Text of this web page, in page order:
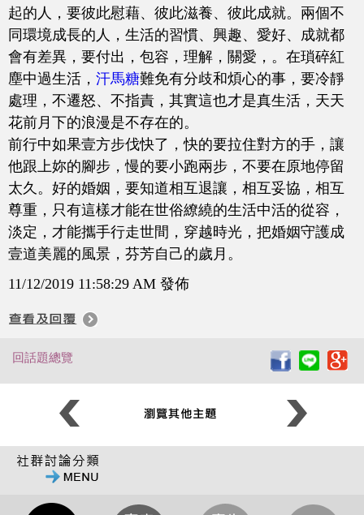
起的人，要彼此慰藉、彼此滋養、彼此成就。兩個不
同環境成長的人，生活的習慣、興趣、愛好、成就都
會有差異，要付出，包容，理解，關愛，。在瑣碎紅
塵中過生活， 汗馬糖難免有分歧和煩心的事，要冷靜
處理，不遷怒、不指責，其實這也才是真生活，天天
花前月下的浪漫是不存在的。
前行中如果壹方步伐快了，快的要拉住對方的手，讓
他跟上妳的腳步，慢的要小跑兩步，不要在原地停留
太久。好的婚姻，要知道相互退讓，相互妥協，相互
尊重，只有這樣才能在世俗繚繞的生活中活的從容，
淡定，才能攜手行走世間，穿越時光，把婚姻守護成
壹道美麗的風景，芬芳自己的歲月。
11/12/2019 11:58:29 AM 發佈
回話題總覽